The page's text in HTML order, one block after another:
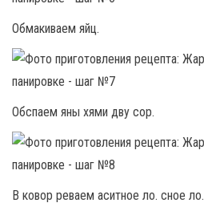
Обмакиваем яйц.
Обспаем яны хями дву сор.
В ковор реваем аситное ло. сное ло.